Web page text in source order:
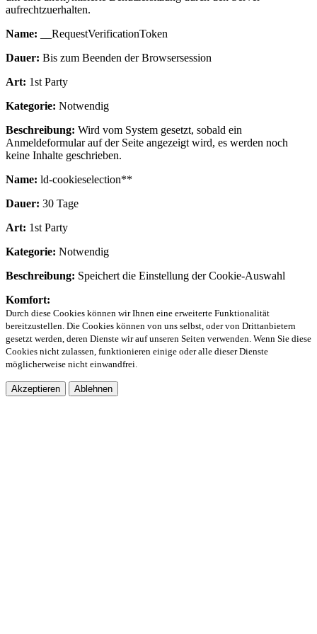
aufrechtzuerhalten.
Name: __RequestVerificationToken
Dauer: Bis zum Beenden der Browsersession
Art: 1st Party
Kategorie: Notwendig
Beschreibung: Wird vom System gesetzt, sobald ein
Anmeldeformular auf der Seite angezeigt wird, es werden noch
keine Inhalte geschrieben.
Name: ld-cookieselection**
Dauer: 30 Tage
Art: 1st Party
Kategorie: Notwendig
Beschreibung: Speichert die Einstellung der Cookie-Auswahl
Komfort:
Durch diese Cookies können wir Ihnen eine erweiterte Funktionalität
bereitzustellen. Die Cookies können von uns selbst, oder von Drittanbietern
gesetzt werden, deren Dienste wir auf unseren Seiten verwenden. Wenn Sie diese
Cookies nicht zulassen, funktionieren einige oder alle dieser Dienste
möglicherweise nicht einwandfrei.
Akzeptieren Ablehnen